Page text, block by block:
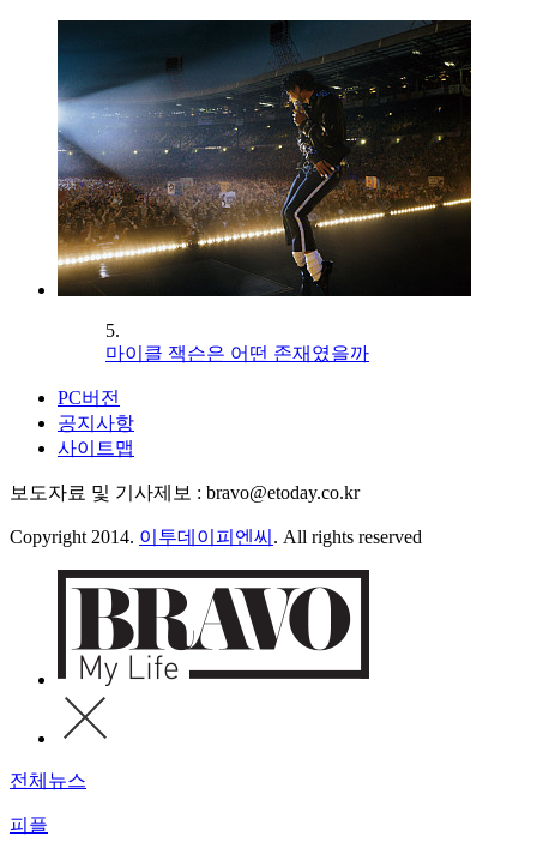
5.
마이클 잭슨은 어떤 존재였을까
PC버전
공지사항
사이트맵
보도자료 및 기사제보 : bravo@etoday.co.kr
Copyright 2014. 이투데이피엔씨 . All rights reserved
전체뉴스
피플